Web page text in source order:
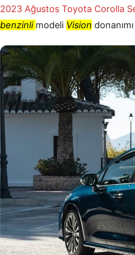
2023 Ağustos Toyota Corolla
benzinli modeli Vision